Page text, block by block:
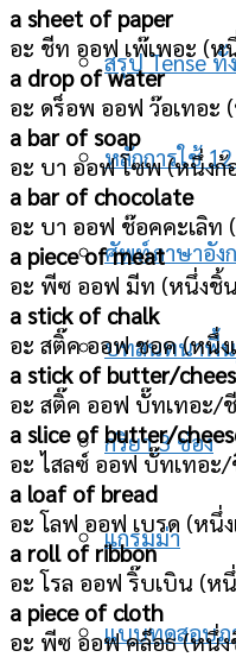
สรุป Tense ทั้
หลักการใช้
ศัพท์ภาษาอัง
บทสนทนาพื้
กริยา 3 ช่อง
แกรมม่า
แบบทดสอบภ
a sheet of paper
อะ ชีท ออฟ เพ๊เพอะ (ห
a drop of water
อะ ดร็อพ ออฟ ว๊อเทอะ
a bar of soap
อะ บา ออฟ โซพ (หนึ่ง
a bar of chocolate
อะ บา ออฟ ช๊อคคะเลิท
a piece of meat
อะ พีซ ออฟ มีท (หนึ่งชิ้
a stick of chalk
อะ สติ๊ค ออฟ ชอค (หนึ่ง
a stick of butter/
อะ สติ๊ค ออฟ บั๊ทเทอะ/ชี
a slice of butter/
อะ ไสลซ์ ออฟ บั๊ทเทอะ/
a loaf of bread
อะ โลฟ ออฟ เบรด (หนึ่
a roll of ribbon
อะ โรล ออฟ ริ๊บเบิน (
a piece of cloth
อะ พีซ ออฟ คล็อธ (หนึ่